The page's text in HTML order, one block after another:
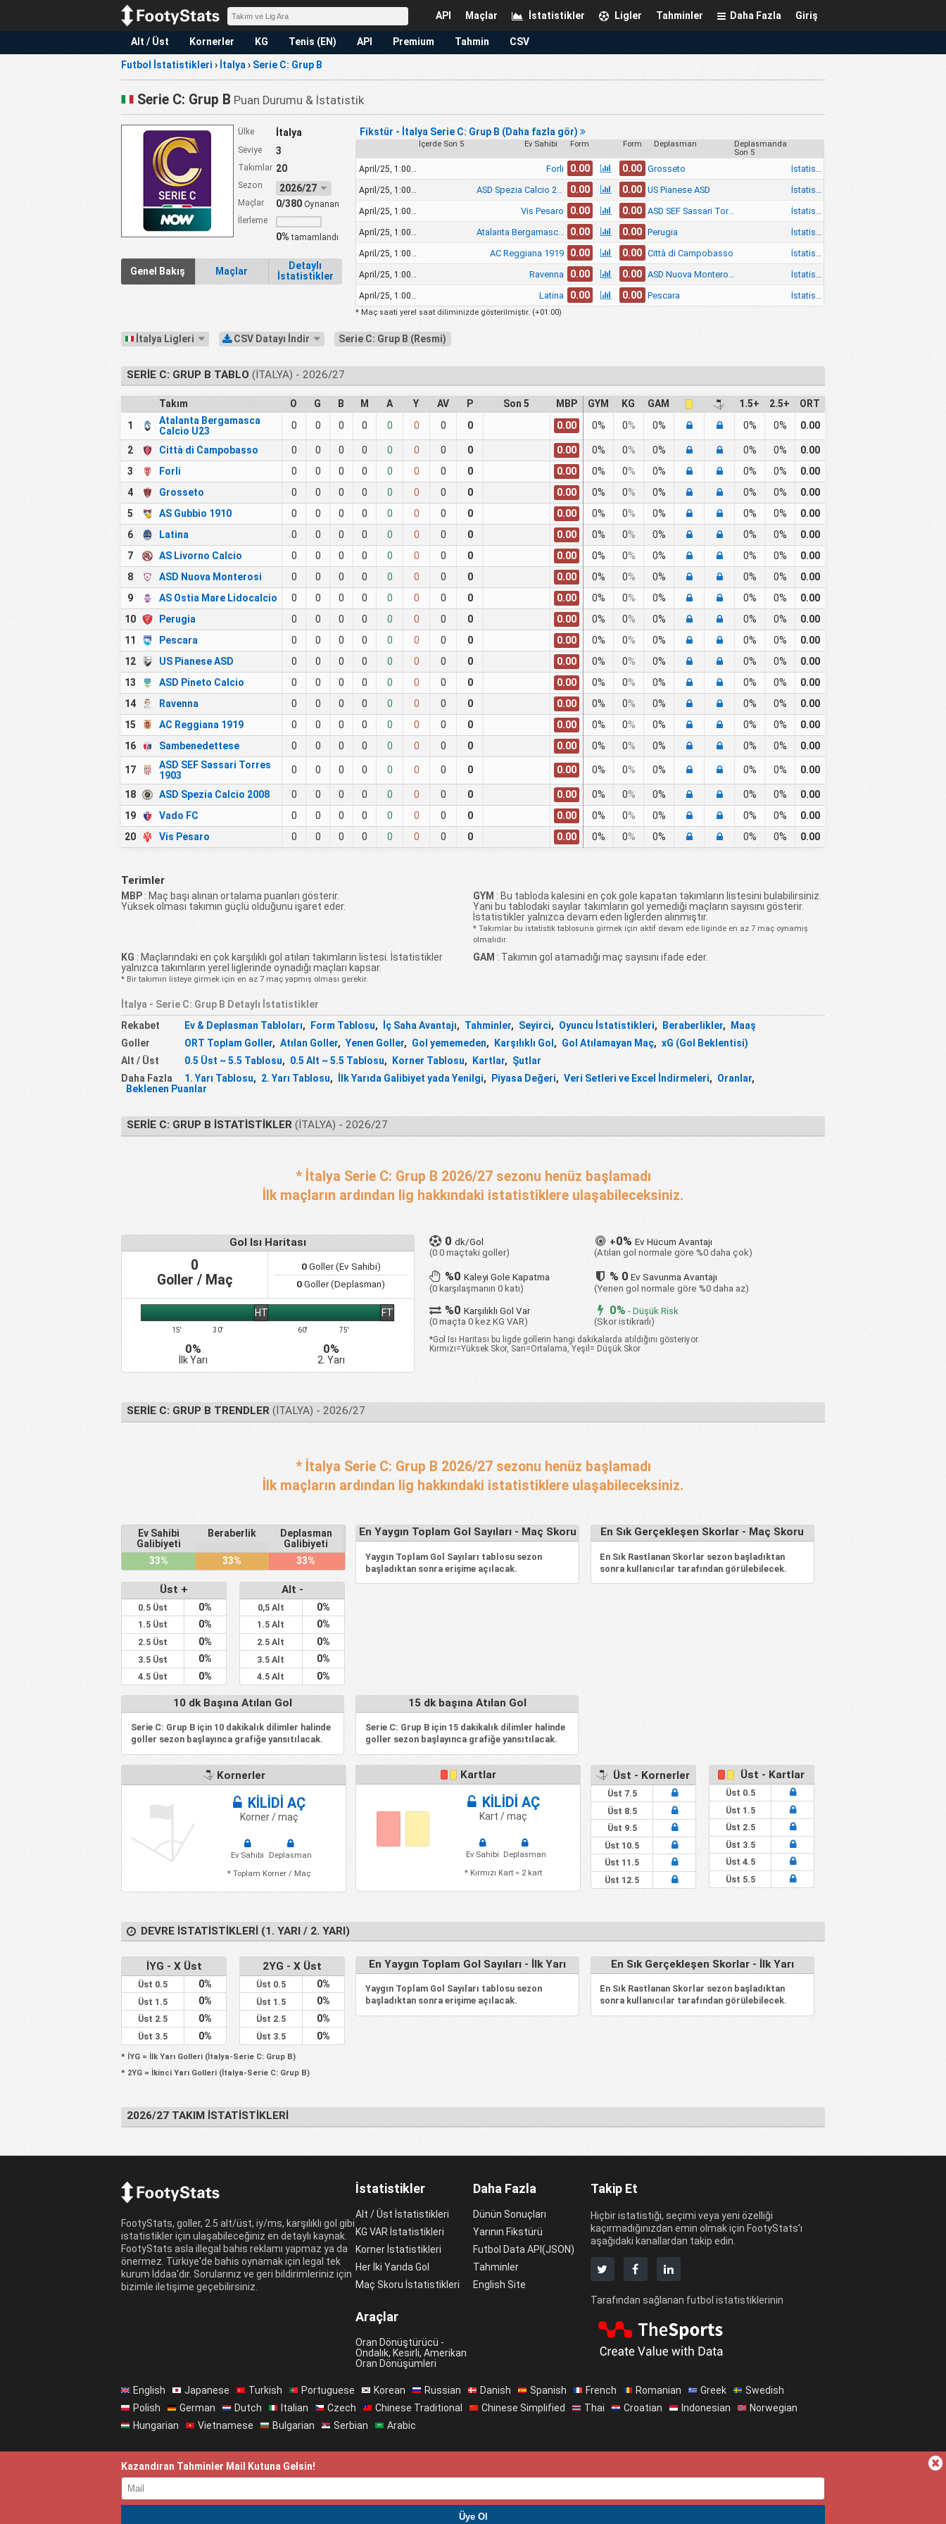
Giriş
Daha Fazla
Tahminler
Ligler
İstatistikler
Maçlar
API
Alt / Üst Kornerler KG Tenis (EN) API Premium Tahmin CSV
Futbol İstatistikleri › İtalya › Serie C: Grup B
Serie C: Grup B Puan Durumu & İstatistik
Ülke İtalya
Seviye 3
Takımlar 20
Sezon 2026/27
Maçlar 0/380Oynanan
İlerleme
0% tamamlandı
Genel Bakış Maçlar
Detaylı
İstatistikler
Fikstür - İtalya Serie C: Grup B (Daha fazla gör)
İçerde Son 5 Ev Sahibi Form Form Deplasman
Deplasmanda
Son 5
April/25, 1:00pm Forli 0.00 0.00 Grosseto İstatistik
April/25, 1:00pm ASD Spezia Calcio 2008 0.00 0.00 US Pianese ASD İstatistik
April/25, 1:00pm Vis Pesaro 0.00 0.00 ASD SEF Sassari Torres 1903 İstatistik
April/25, 1:00pm Atalanta Bergamasca Calcio U23 0.00 0.00 Perugia İstatistik
April/25, 1:00pm AC Reggiana 1919 0.00 0.00 Città di Campobasso İstatistik
April/25, 1:00pm Ravenna 0.00 0.00 ASD Nuova Monterosi İstatistik
April/25, 1:00pm Latina 0.00 0.00 Pescara İstatistik
* Maç saati yerel saat diliminizde gösterilmiştir. (+01:00)
İtalya Ligleri CSV Datayı İndir Serie C: Grup B (Resmi)
SERIE C: GRUP B TABLO(İTALYA) - 2026/27
Takım O G B M A Y AV P Son 5 MBP GYM KG GAM 1.5+ 2.5+
ORT
1
Atalanta Bergamasca
Calcio U23
0 0 0 0 0 0 0 0 0.00 0% 0% 0% 0% 0% 0.00
2 Città di Campobasso 0 0 0 0 0 0 0 0 0.00 0% 0% 0% 0% 0%
0.00
3
Forli 0 0 0 0 0 0 0 0 0.00 0% 0% 0% 0% 0%
0.00
4
Grosseto 0 0 0 0 0 0 0 0 0.00 0% 0% 0% 0% 0%
0.00
5
AS Gubbio 1910 0 0 0 0 0 0 0 0 0.00 0% 0% 0% 0% 0%
0.00
6
Latina 0 0 0 0 0 0 0 0 0.00 0% 0% 0% 0% 0%
0.00
7
AS Livorno Calcio 0 0 0 0 0 0 0 0 0.00 0% 0% 0% 0% 0%
0.00
8
ASD Nuova Monterosi 0 0 0 0 0 0 0 0 0.00 0% 0% 0% 0% 0%
0.00
9
AS Ostia Mare Lidocalcio 0 0 0 0 0 0 0 0 0.00 0% 0% 0% 0% 0%
0.00
10
Perugia 0 0 0 0 0 0 0 0 0.00 0% 0% 0% 0% 0%
0.00
11
Pescara 0 0 0 0 0 0 0 0 0.00 0% 0% 0% 0% 0%
0.00
12
US Pianese ASD 0 0 0 0 0 0 0 0 0.00 0% 0% 0% 0% 0%
0.00
13
ASD Pineto Calcio 0 0 0 0 0 0 0 0 0.00 0% 0% 0% 0% 0%
0.00
14
Ravenna 0 0 0 0 0 0 0 0 0.00 0% 0% 0% 0% 0%
0.00
15
AC Reggiana 1919 0 0 0 0 0 0 0 0 0.00 0% 0% 0% 0% 0%
0.00
16
Sambenedettese 0 0 0 0 0 0 0 0 0.00 0% 0% 0% 0% 0% 0.00
17
ASD SEF Sassari Torres
1903
0 0 0 0 0 0 0 0 0.00 0% 0% 0% 0% 0% 0.00
18 ASD Spezia Calcio 2008 0 0 0 0 0 0 0 0 0.00 0% 0% 0% 0% 0%
0.00
19
Vado FC 0 0 0 0 0 0 0 0 0.00 0% 0% 0% 0% 0%
0.00
20
Vis Pesaro 0 0 0 0 0 0 0 0 0.00 0% 0% 0% 0% 0% 0.00
Terimler
MBP : Maç başı alınan ortalama puanları gösterir.
Yüksek olması takımın güçlü olduğunu işaret eder.
GYM : Bu tabloda kalesini en çok gole kapatan takımların listesini bulabilirsiniz.
Yani bu tablodaki sayılar takımların gol yemediği maçların sayısını gösterir.
İstatistikler yalnızca devam eden liglerden alınmıştır.
* Takımlar bu istatistik tablosuna girmek için aktif devam ede liginde en az 7 maç oynamış
olmalıdır.
KG : Maçlarındaki en çok karşılıklı gol atılan takımların listesi. İstatistikler
yalnızca takımların yerel liglerinde oynadığı maçları kapsar.
* Bir takımın listeye girmek için en az 7 maç yapmış olması gerekir.
GAM : Takımın gol atamadığı maç sayısını ifade eder.
İtalya - Serie C: Grup B Detaylı İstatistikler
Rekabet
Ev & Deplasman Tabloları, Form Tablosu, İç Saha Avantajı, Tahminler, Seyirci, Oyuncu İstatistikleri, Beraberlikler,
Maaş
Goller
ORT Toplam Goller, Atılan Goller, Yenen Goller, Gol yememeden, Karşılıklı Gol , Gol Atılamayan Maç, xG (Gol Beklentisi)
Alt / Üst
0.5 Üst ~ 5.5 Tablosu, 0.5 Alt ~ 5.5 Tablosu, Korner Tablosu, Kartlar, Şutlar
Daha Fazla
1. Yarı Tablosu, 2. Yarı Tablosu, İlk Yarıda Galibiyet yada Yenilgi, Piyasa Değeri, Veri Setleri ve Excel İndirmeleri, Oranlar,
Beklenen Puanlar
SERIE C: GRUP B İSTATISTIKLER(İTALYA) - 2026/27
* İtalya Serie C: Grup B 2026/27 sezonu henüz başlamadı
İlk maçların ardından lig hakkındaki istatistiklere ulaşabileceksiniz.
Gol Isı Haritası
0
Goller / Maç
0Goller (Ev Sahibi)
0 Goller (Deplasman)
15' 30'
HT
60' 75'
FT
0%
İlk Yarı
0%
2. Yarı
0dk/Gol
(0 0 maçtaki goller)
+0% Ev Hücum Avantajı
(Atılan gol normale göre %0 daha çok)
%0Kaleyi Gole Kapatma
(0 karşılaşmanın 0 katı)
% 0 Ev Savunma Avantajı
(Yenen gol normale göre %0 daha az)
%0Karşılıklı Gol Var
(0 maçta 0 kez KG VAR)
0% - Düşük Risk
(Skor istikrarlı)
*Gol Isı Haritası bu ligde gollerin hangi dakikalarda atıldığını gösteriyor.
Kırmızı=Yüksek Skor, Sarı=Ortalama, Yeşil= Düşük Skor
SERIE C: GRUP B TRENDLER(İTALYA) - 2026/27
* İtalya Serie C: Grup B 2026/27 sezonu henüz başlamadı
İlk maçların ardından lig hakkındaki istatistiklere ulaşabileceksiniz.
Ev Sahibi
Galibiyeti
Beraberlik
Deplasman
Galibiyeti
33%
33% 33%
Üst +
0.5 Üst 0%
1.5 Üst 0%
2.5 Üst 0%
3.5 Üst 0%
4.5 Üst 0%
Alt -
0,5 Alt 0%
1.5 Alt 0%
2.5 Alt 0%
3.5 Alt 0%
4.5 Alt 0%
En Yaygın Toplam Gol Sayıları - Maç Skoru
Yaygın Toplam Gol Sayıları tablosu sezon
başladıktan sonra erişime açılacak.
En Sık Gerçekleşen Skorlar - Maç Skoru
En Sık Rastlanan Skorlar sezon başladıktan
sonra kullanıcılar tarafından görülebilecek.
10 dk Başına Atılan Gol
Serie C: Grup B için 10 dakikalık dilimler halinde
goller sezon başlayınca grafiğe yansıtılacak.
15 dk başına Atılan Gol
Serie C: Grup B için 15 dakikalık dilimler halinde
goller sezon başlayınca grafiğe yansıtılacak.
Kornerler
KİLİDİ AÇ
Korner / maç
Ev Sahibi
Deplasman
* Toplam Korner / Maç
Kartlar
KİLİDİ AÇ
Kart / maç
Ev Sahibi
Deplasman
* Kırmızı Kart = 2 kart
Üst - Kornerler
Üst 7.5
Üst 8.5
Üst 9.5
Üst 10.5
Üst 11.5
Üst 12.5
Üst - Kartlar
Üst 0.5
Üst 1.5
Üst 2.5
Üst 3.5
Üst 4.5
Üst 5.5
DEVRE İSTATISTIKLERI (1. YARI / 2. YARI)
İYG - X Üst
Üst 0.5 0%
Üst 1.5 0%
Üst 2.5 0%
Üst 3.5 0%
2YG - X Üst
Üst 0.5 0%
Üst 1.5 0%
Üst 2.5 0%
Üst 3.5 0%
* İYG = İlk Yarı Golleri (İtalya-Serie C: Grup B)
* 2YG = İkinci Yarı Golleri (İtalya-Serie C: Grup B)
En Yaygın Toplam Gol Sayıları - İlk Yarı
Yaygın Toplam Gol Sayıları tablosu sezon
başladıktan sonra erişime açılacak.
En Sık Gerçekleşen Skorlar - İlk Yarı
En Sık Rastlanan Skorlar sezon başladıktan
sonra kullanıcılar tarafından görülebilecek.
2026/27 TAKIM İSTATISTIKLERI
FootyStats, goller, 2.5 alt/üst, iy/ms, karşılıklı gol gibi
istatistikler için ulaşabileceğiniz en detaylı kaynak.
FootyStats asla illegal bahis reklamı yapmaz ya da
önermez. Türkiye'de bahis oynamak için legal tek
kurum İddaa'dır. Sorularınız ve geri bildirimleriniz için
bizimle iletişime geçebilirsiniz.
İstatistikler
Alt / Üst İstatistikleri
KG VAR İstatistikleri
Korner İstatistikleri
Her İki Yarıda Gol
Maç Skoru İstatistikleri
Araçlar
Oran Dönüştürücü -
Ondalık, Kesirli, Amerikan
Oran Dönüşümleri
Daha Fazla
Dünün Sonuçları
Yarının Fikstürü
Futbol Data API(JSON)
Tahminler
English Site
Takip Et
Hiçbir istatistiği, seçimi veya yeni özelliği
kaçırmadığınızdan emin olmak için FootyStats'ı
aşağıdaki kanallardan takip edin.
Tarafından sağlanan futbol istatistiklerinin
English Japanese Turkish Portuguese Korean Russian Danish Spanish French Romanian Greek
Swedish
Polish
German Dutch Italian Czech Chinese Traditional Chinese Simplified Thai Croatian Indonesian
Norwegian
Hungarian
Vietnamese Bulgarian Serbian Arabic
©FootyStats - Futbola Olan Tutkuyla Yapıldı
Terms & Conditions (English)
News (English)
Kazandıran Tahminler Mail Kutuna Gelsin!